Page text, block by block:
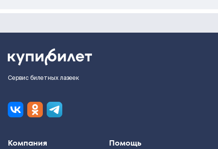
Сервис билетных лазеек
Компания Помощь